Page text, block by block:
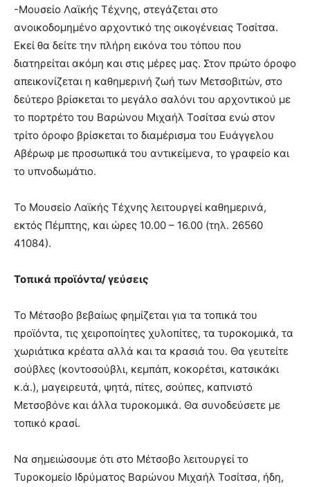
-Μουσείο Λαϊκής Τέχνης, στεγάζεται στο
ανοικοδομημένο αρχοντικό της οικογένειας Τοσίτσα.
Εκεί θα δείτε την πλήρη εικόνα του τόπου που
διατηρείται ακόμη και στις μέρες μας. Στον πρώτο όροφο
απεικονίζεται η καθημερινή ζωή των Μετσοβιτών, στο
δεύτερο βρίσκεται το μεγάλο σαλόνι του αρχοντικού με
το πορτρέτο του Βαρώνου Μιχαήλ Τοσίτσα ενώ στον
τρίτο όροφο βρίσκεται το διαμέρισμα του Ευάγγελου
Αβέρωφ με προσωπικά του αντικείμενα, το γραφείο και
το υπνοδωμάτιο.
Το Μουσείο Λαϊκής Τέχνης λειτουργεί καθημερινά,
εκτός Πέμπτης, και ώρες 10.00 – 16.00 (τηλ. 26560
41084).
Τοπικά προϊόντα/ γεύσεις
Το Μέτσοβο βεβαίως φημίζεται για τα τοπικά του
προϊόντα, τις χειροποίητες χυλοπίτες, τα τυροκομικά, τα
χωριάτικα κρέατα αλλά και τα κρασιά του. Θα γευτείτε
σούβλες (κοντοσούβλι, κεμπάπ, κοκορέτσι, κατσικάκι
κ.ά.), μαγειρευτά, ψητά, πίτες, σούπες, καπνιστό
Μετσοβόνε και άλλα τυροκομικά. Θα συνοδεύσετε με
τοπικό κρασί.
Να σημειώσουμε ότι στο Μέτσοβο λειτουργεί το
Τυροκομείο Ιδρύματος Βαρώνου Μιχαήλ Τοσίτσα, ήδη,